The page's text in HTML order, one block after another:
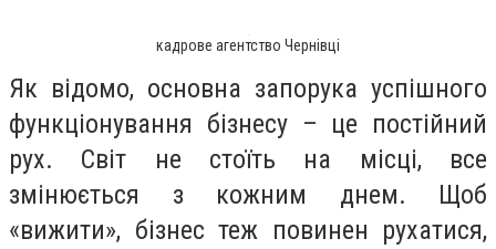
кадрове агентство Чернівці
Як відомо, основна запорука успішного
функціонування бізнесу – це постійний
рух. Світ не стоїть на місці, все
змінюється з кожним днем. Щоб
«вижити», бізнес теж повинен рухатися,